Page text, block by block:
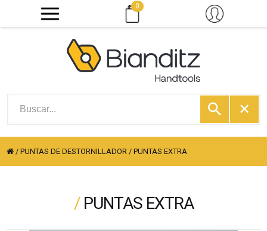
0
/PUNTAS DE DESTORNILLADOR /PUNTAS EXTRA
/ PUNTAS EXTRA